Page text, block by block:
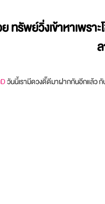
ทรัพย์วิ่งเข้าหาเพร
วันนี้เรามีดวงดี๊ดีมาฝากกันอีกแล้ว กั